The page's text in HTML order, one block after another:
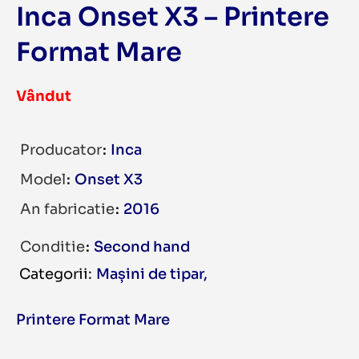
Inca Onset X3 – Printere
Format Mare
Vândut
Producator Inca
Model Onset X3
An fabricatie 2016
Conditie Second hand
Mașini de tipar
Printere Format Mare